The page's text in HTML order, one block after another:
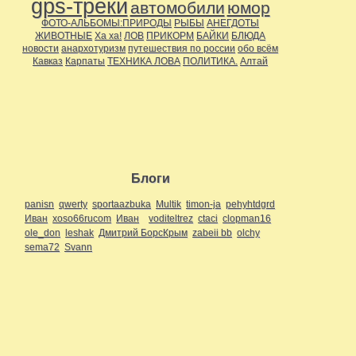
gps-треки автомобили юмор
ФОТО-АЛЬБОМЫ:ПРИРОДЫ РЫБЫ АНЕГДОТЫ
ЖИВОТНЫЕ Ха ха! ЛОВ ПРИКОРМ БАЙКИ БЛЮДА
новости анархотуризм путешествия по россии обо всём
Кавказ Карпаты ТЕХНИКА ЛОВА ПОЛИТИКА. Алтай
Блоги
panisn qwerty sportaazbuka Multik timon-ja pehyhtdgrd
Иван xoso66rucom Иван voditeltrez ctaci clopman16
ole_don leshak Дмитрий БорсКрым zabeii bb olchy
sema72 Svann